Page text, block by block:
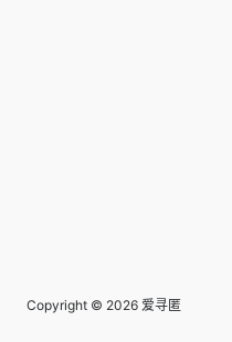
Copyright © 2026 爱寻匿